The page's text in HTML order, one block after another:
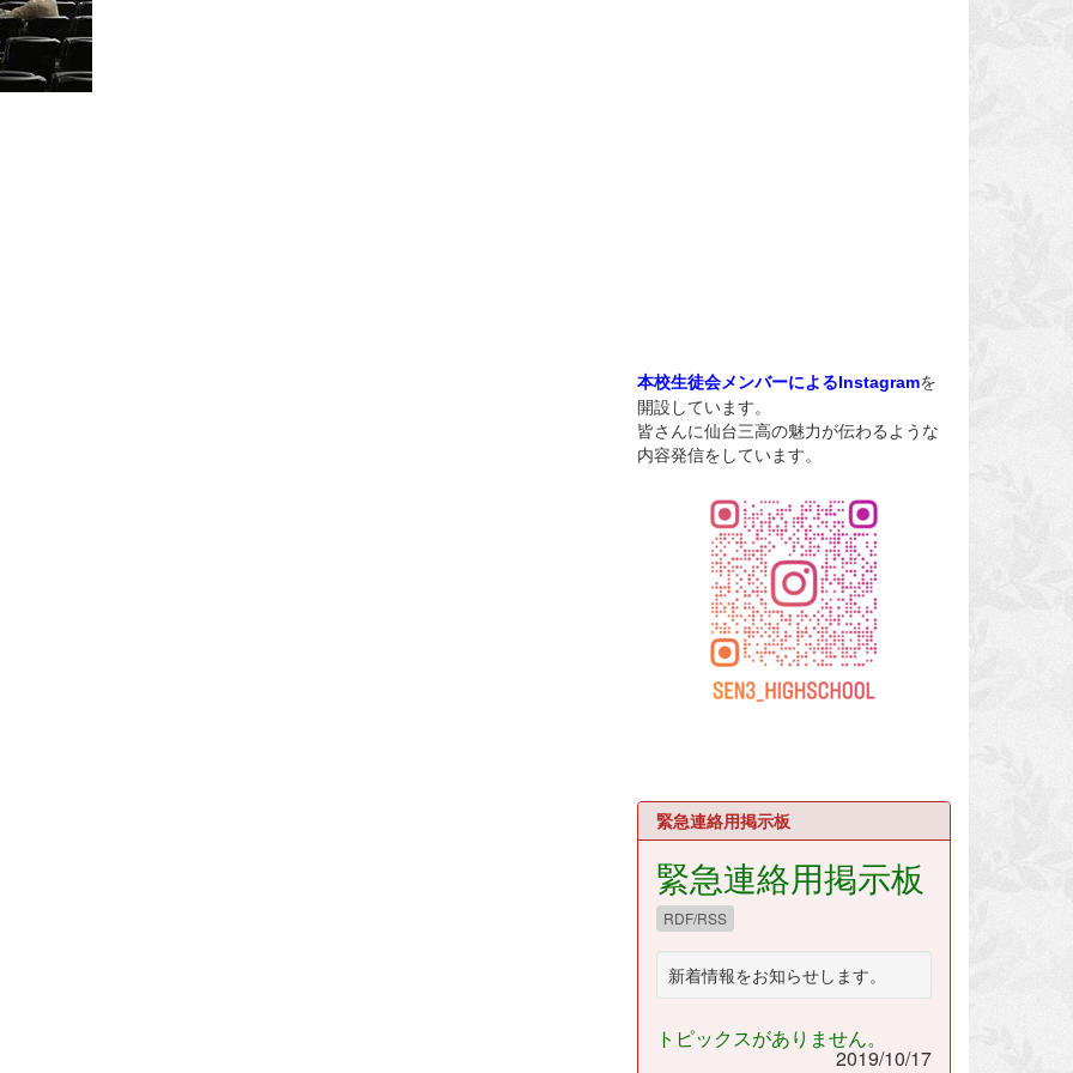
本校生徒会メンバーによるInstagramを
開設しています。
皆さんに仙台三高の魅力が伝わるような
内容発信をしています。
緊急連絡用掲示板
緊急連絡用掲示板
RDF/RSS
新着情報をお知らせします。
トピックスがありません。
2019/10/17